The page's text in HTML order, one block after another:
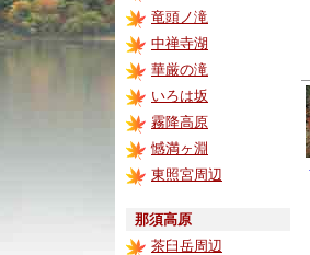
竜頭ノ滝
中禅寺湖
華厳の滝
いろは坂
霧降高原
憾満ヶ淵
東照宮周辺
那須高原
茶臼岳周辺